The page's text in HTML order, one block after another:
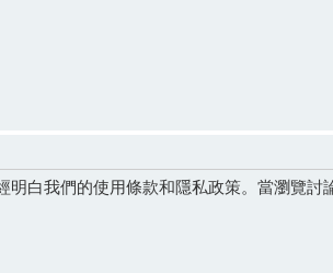
白我們的使用條款和隱私政策。當瀏覽討